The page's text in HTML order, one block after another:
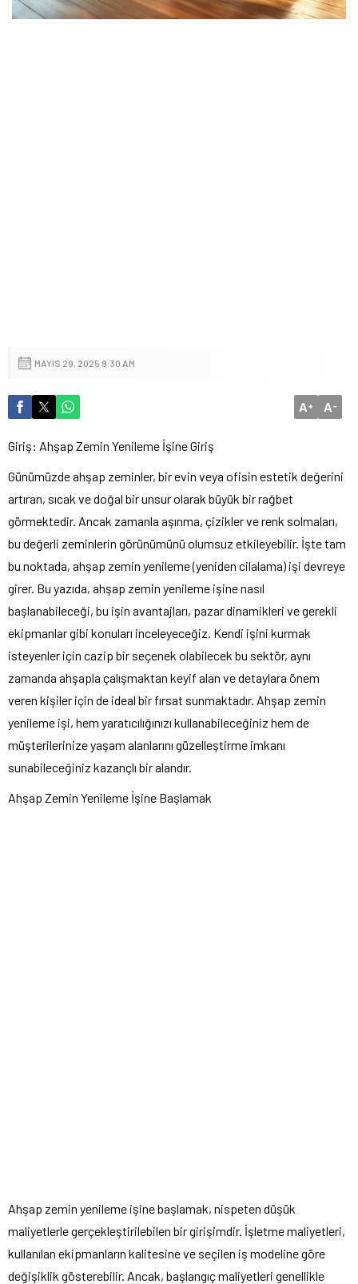
MAYIS 29, 2025 9:30 AM
A+ A-
Giriş: Ahşap Zemin Yenileme İşine Giriş
Günümüzde ahşap zeminler, bir evin veya ofisin estetik değerini
artıran, sıcak ve doğal bir unsur olarak büyük bir rağbet
görmektedir. Ancak zamanla aşınma, çizikler ve renk solmaları,
bu değerli zeminlerin görünümünü olumsuz etkileyebilir. İşte tam
bu noktada, ahşap zemin yenileme (yeniden cilalama) işi devreye
girer. Bu yazıda, ahşap zemin yenileme işine nasıl
başlanabileceği, bu işin avantajları, pazar dinamikleri ve gerekli
ekipmanlar gibi konuları inceleyeceğiz. Kendi işini kurmak
isteyenler için cazip bir seçenek olabilecek bu sektör, aynı
zamanda ahşapla çalışmaktan keyif alan ve detaylara önem
veren kişiler için de ideal bir fırsat sunmaktadır. Ahşap zemin
yenileme işi, hem yaratıcılığınızı kullanabileceğiniz hem de
müşterilerinize yaşam alanlarını güzelleştirme imkanı
sunabileceğiniz kazançlı bir alandır.
Ahşap Zemin Yenileme İşine Başlamak
Ahşap zemin yenileme işine başlamak, nispeten düşük
maliyetlerle gerçekleştirilebilen bir girişimdir. İşletme maliyetleri,
kullanılan ekipmanların kalitesine ve seçilen iş modeline göre
değişiklik gösterebilir. Ancak, başlangıç maliyetleri genellikle